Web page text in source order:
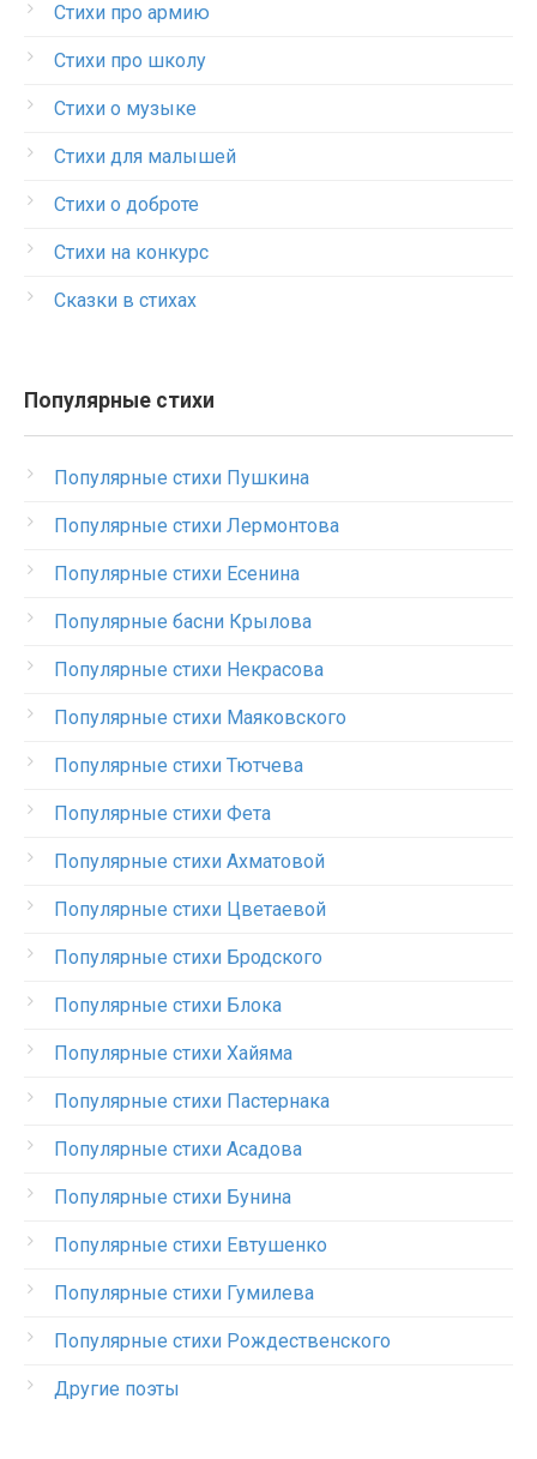
Стихи про армию
Стихи про школу
Стихи о музыке
Стихи для малышей
Стихи о доброте
Стихи на конкурс
Сказки в стихах
Популярные стихи
Популярные стихи Пушкина
Популярные стихи Лермонтова
Популярные стихи Есенина
Популярные басни Крылова
Популярные стихи Некрасова
Популярные стихи Маяковского
Популярные стихи Тютчева
Популярные стихи Фета
Популярные стихи Ахматовой
Популярные стихи Цветаевой
Популярные стихи Бродского
Популярные стихи Блока
Популярные стихи Хайяма
Популярные стихи Пастернака
Популярные стихи Асадова
Популярные стихи Бунина
Популярные стихи Евтушенко
Популярные стихи Гумилева
Популярные стихи Рождественского
Другие поэты